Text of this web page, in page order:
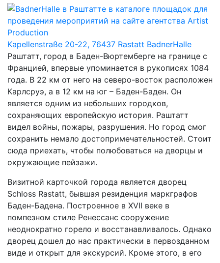
Kapellenstraße 20-22, 76437 Rastatt BadnerHalle
Раштатт, город в Баден-Вюртемберге на границе с
Францией, впервые упоминается в рукописях 1084
года. В 22 км от него на северо-восток расположен
Карлсруэ, а в 12 км на юг – Баден-Баден. Он
является одним из небольших городков,
сохраняющих европейскую история. Раштатт
видел войны, пожары, разрушения. Но город смог
сохранить немало достопримечательностей. Стоит
сюда приехать, чтобы полюбоваться на дворцы и
окружающие пейзажи.
Визитной карточкой города является дворец
Schloss Rastatt, бывшая резиденция маркграфов
Баден-Бадена. Построенное в XVII веке в
помпезном стиле Ренессанс сооружение
неоднократно горело и восстанавливалось. Однако
дворец дошел до нас практически в первозданном
виде и открыт для экскурсий. Кроме этого, в его